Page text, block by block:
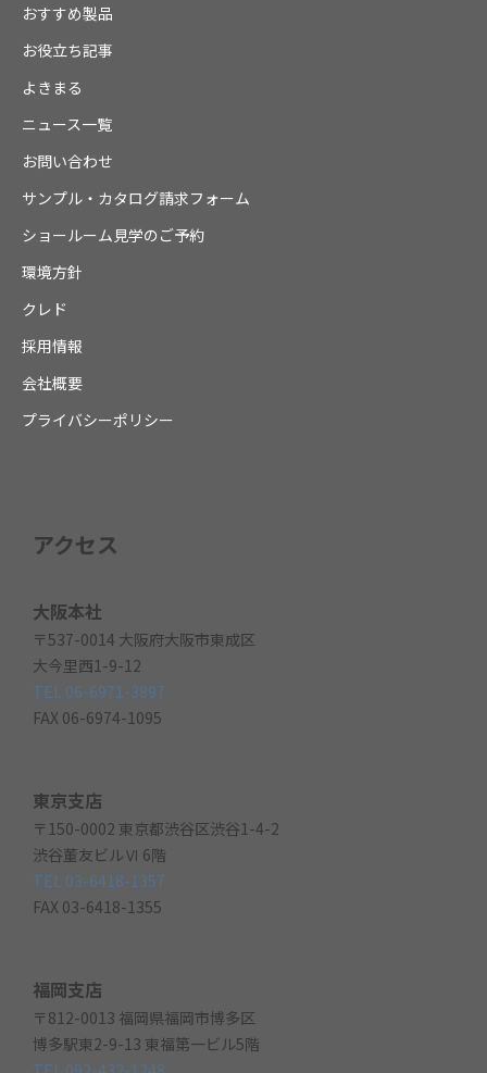
おすすめ製品
お役立ち記事
よきまる
ニュース一覧
お問い合わせ
サンプル・カタログ請求フォーム
ショールーム見学のご予約
環境方針
クレド
採用情報
会社概要
プライバシーポリシー
アクセス
大阪本社
〒537-0014 大阪府大阪市東成区
大今里西1-9-12
TEL 06-6971-3897
FAX 06-6974-1095
東京支店
〒150-0002 東京都渋谷区渋谷1-4-2
渋谷董友ビルⅥ 6階
TEL 03-6418-1357
FAX 03-6418-1355
福岡支店
〒812-0013 福岡県福岡市博多区
博多駅東2-9-13 東福第一ビル5階